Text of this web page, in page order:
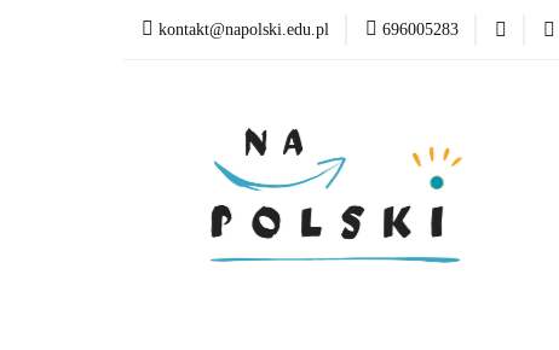
kontakt@napolski.edu.pl 696005283
Matura Egzamin